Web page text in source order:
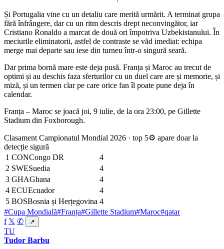
Și Portugalia vine cu un detaliu care merită urmărit. A terminat grupa
fără înfrângere, dar cu un ritm descris drept neconvingător, iar
Cristiano Ronaldo a marcat de două ori împotriva Uzbekistanului. În
meciurile eliminatorii, astfel de contraste se văd imediat: echipa
merge mai departe sau iese din turneu într-o singură seară.
Dar prima bornă mare este deja pusă. Franța și Maroc au trecut de
optimi și au deschis faza sferturilor cu un duel care are și memorie, și
miză, și un termen clar pe care orice fan îl poate pune deja în
calendar.
Franța – Maroc se joacă joi, 9 iulie, de la ora 23:00, pe Gillette
Stadium din Foxborough.
Clasament Campionatul Mondial 2026 · top 5⚙ apare doar la
detecție sigură
1 CONCongo DR
4
2 SWESuedia
4
3 GHAGhana
4
4 ECUEcuador
4
5 BOSBosnia și Herțegovina 4
#Cupa Mondială#Franța#Gillette Stadium#Maroc#qatar
f 𝕏 ✆ ↗
TU
Tudor Barbu